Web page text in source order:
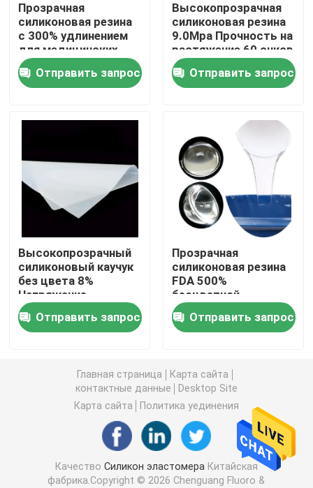
Новости
Спросите цитату
Силикон эластомера
Силикон MVQ
Силикон HCR
Прозрачная силиконовая резина
Особенная резина
Цвет Masterbatch
Метиловая камедь силикона винила
Резиновая смесь AEM
Прозрачная
силиконовая резина
с 300% удлинением
для медицинских
изделий
Отправить запрос
Высокопрозрачная
силиконовая резина
9.0Mpa Прочность на
растяжение 60 очков
A
Отправить запрос
Высокопрозрачный
силиконовый каучук
без цвета 8%
Напряжение
Отправить запрос
Прозрачная
силиконовая резина
FDA 500%
бесцветной
элонгации
отработанная
силиконовая резина
Отправить запрос
Главная страница
Карта сайта
контактные данные
Desktop Site
Карта сайта
Политика уединения
Качество Силикон эластомера Китайская
фабрика.Copyright © 2026 Chenguang Fluoro &